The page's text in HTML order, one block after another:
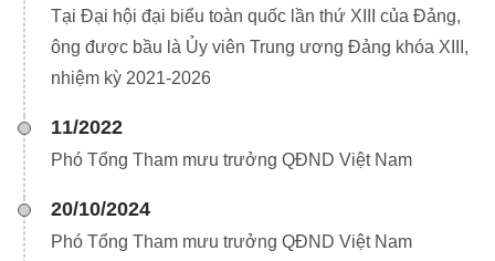
Tại Đại hội đại biểu toàn quốc lần thứ XIII của Đảng,
ông được bầu là Ủy viên Trung ương Đảng khóa XIII,
nhiệm kỳ 2021-2026
11/2022
Phó Tổng Tham mưu trưởng QĐND Việt Nam
20/10/2024
Phó Tổng Tham mưu trưởng QĐND Việt Nam